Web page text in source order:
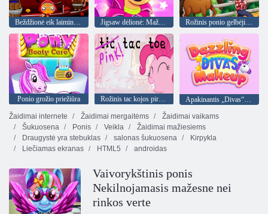
Beždžionė eik laiminga 908 etapas Jigsaw dėlionė: Mažojo ponio karnavalas Rožinis ponio gelbėjimas
Ponio grožio priežiūra Rožinis tac kojos pirštas
Apakinantis „Divas“ makiažas
Žaidimai internete
Žaidimai mergaitėms
Žaidimai vaikams
Šukuosena
Ponis Veikla
Žaidimai mažiesiems
Draugystė yra stebuklas
salonas šukuosena
Kirpykla
Liečiamas ekranas
HTML5 androidas
Vaivorykštinis ponis
Nekilnojamasis mažesne nei
rinkos verte